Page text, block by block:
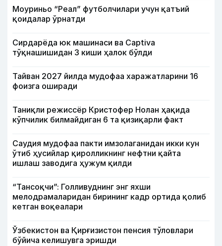
Моуриньо “Реал” футболчилари учун қатъий
қоидалар ўрнатди
Сирдарёда юк машинаси ва Captiva
тўқнашишидан 3 киши ҳалок бўлди
Тайван 2027 йилда мудофаа харажатларини 16
фоизга оширади
Таниқли режиссёр Кристофер Нолан ҳақида
кўпчилик билмайдиган 6 та қизиқарли факт
Саудия мудофаа пакти имзолаганидан икки кун
ўтиб ҳусийлар қиролликнинг нефтни қайта
ишлаш заводига ҳужум қилди
“Тансоқчи”: Голливуднинг энг яхши
мелодрамаларидан бирининг кадр ортида қолиб
кетган воқеалари
Ўзбекистон ва Қирғизистон пенсия тўловлари
бўйича келишувга эришди